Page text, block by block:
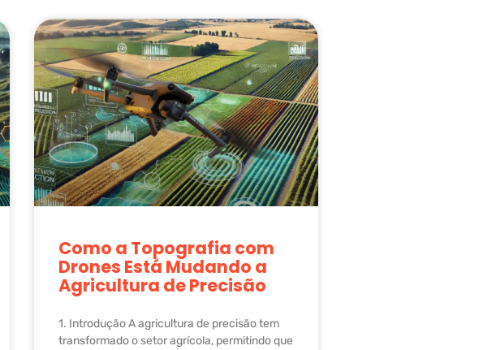
Como a Topografia com
Drones Está Mudando a
Agricultura de Precisão
1. Introdução A agricultura de precisão tem
transformado o setor agrícola, permitindo que